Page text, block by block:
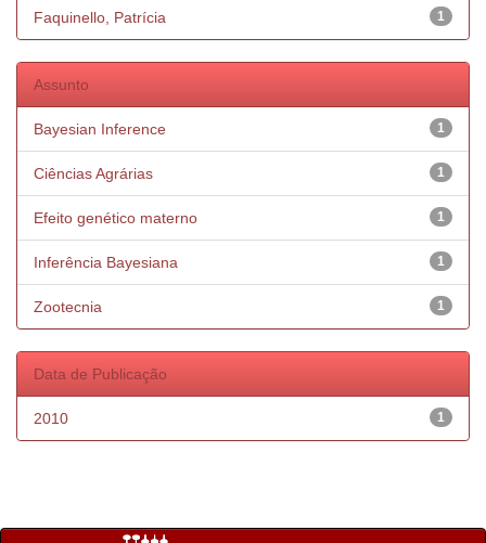
1
Faquinello, Patrícia
Assunto
1
Bayesian Inference
1
Ciências Agrárias
1
Efeito genético materno
1
Inferência Bayesiana
1
Zootecnia
Data de Publicação
1
2010